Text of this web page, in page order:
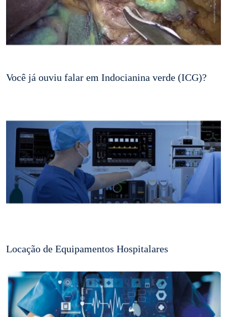
Você já ouviu falar em Indocianina verde (ICG)?
Locação de Equipamentos Hospitalares